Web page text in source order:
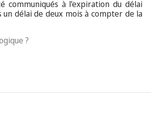
à l’expiration du délai
un délai de deux mois à compter de la
?